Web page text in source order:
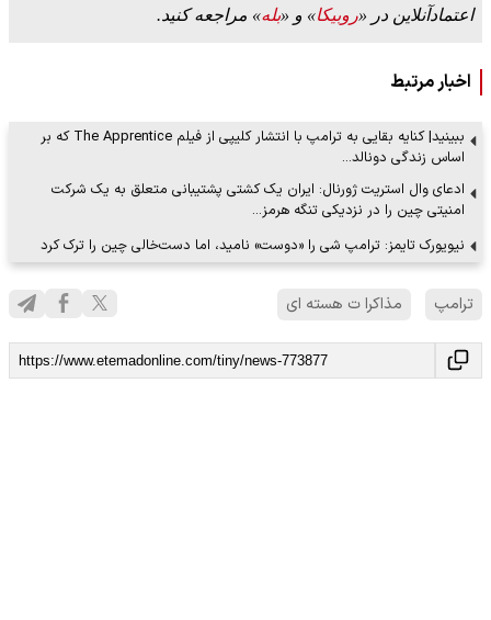
اعتمادآنلاین در «روبیکا» و «بله» مراجعه کنید.
اخبار مرتبط
ببینید| کنایه بقایی به ترامپ با انتشار کلیپی از فیلم The Apprentice که بر
اساس زندگی دونالد…
ادعای وال استریت ژورنال: ایران یک کشتی پشتیبانی متعلق به یک شرکت
امنیتی چین را در نزدیکی تنگه هرمز…
نیویورک تایمز: ترامپ شی را «دوست» نامید، اما دست‌خالی چین را ترک کرد
ترامپ مذاکرا ت هسته ای